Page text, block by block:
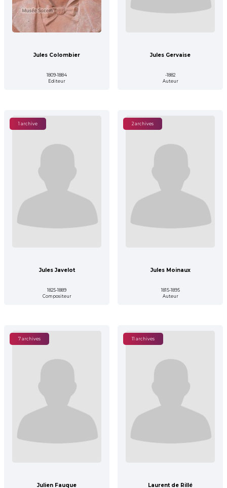
Jules Colombier
1809-1884
Editeur
Jules Gervaise
-1882
Auteur
1 archive
Jules Javelot
1825-1889
Compositeur
2 archives
Jules Moinaux
1815-1895
Auteur
7 archives
Julien Fauque
11 archives
Laurent de Rillé